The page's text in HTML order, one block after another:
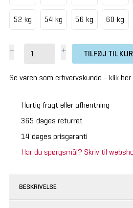
52 kg 54 kg 56 kg 60 kg
TILFØJ TIL
Se varen som erhvervskunde - klik her
Hurtig fragt eller afhentning
365 dages returret
14 dages prisgaranti
Har du spørgsmål? Skriv til
BESKRIVELSE